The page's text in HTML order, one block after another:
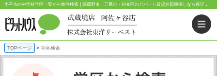
小平市の中学校学区一覧から物件検索 | 武蔵野市・三鷹市・杉並区のアパート賃貸お部屋探しなら東洋リーベスト｜ピタットハウス武蔵境店・阿佐ヶ谷店
TOPページ 学区検索